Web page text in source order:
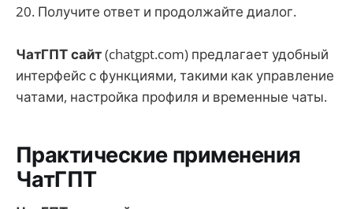
Получите ответ и продолжайте диалог.
ЧатГПТ сайт(chatgpt.com) предлагает удобный
интерфейс с функциями, такими как управление
чатами, настройка профиля и временные чаты.
Практические применения
ЧатГПТ